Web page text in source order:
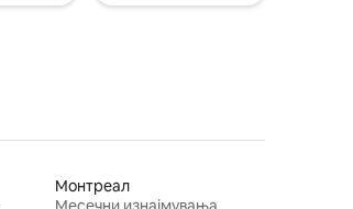
Монтреал